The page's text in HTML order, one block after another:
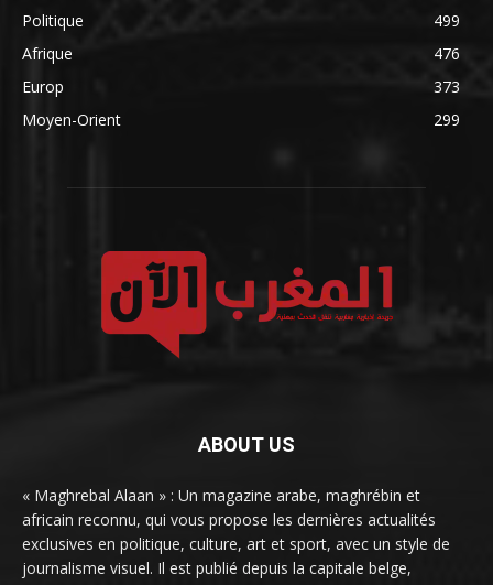
Politique
499
Afrique
476
Europ
373
Moyen-Orient
299
ABOUT US
« Maghrebal Alaan » : Un magazine arabe, maghrébin et
africain reconnu, qui vous propose les dernières actualités
exclusives en politique, culture, art et sport, avec un style de
journalisme visuel. Il est publié depuis la capitale belge,